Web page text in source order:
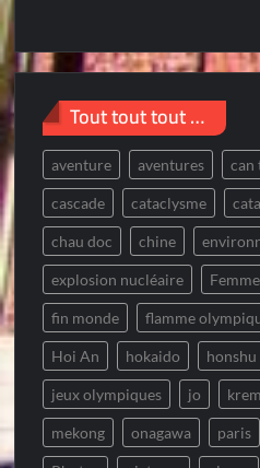
Tout tout tout …
aventure aventures can
cascade cataclysme
chau doc chine
explosion nucléaire
fin monde flamme
Hoi An hokaido honshu
jeux olympiques jo
mekong onagawa paris